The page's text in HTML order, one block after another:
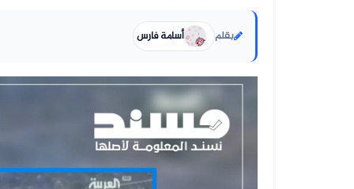
بقلم أسامة فارس